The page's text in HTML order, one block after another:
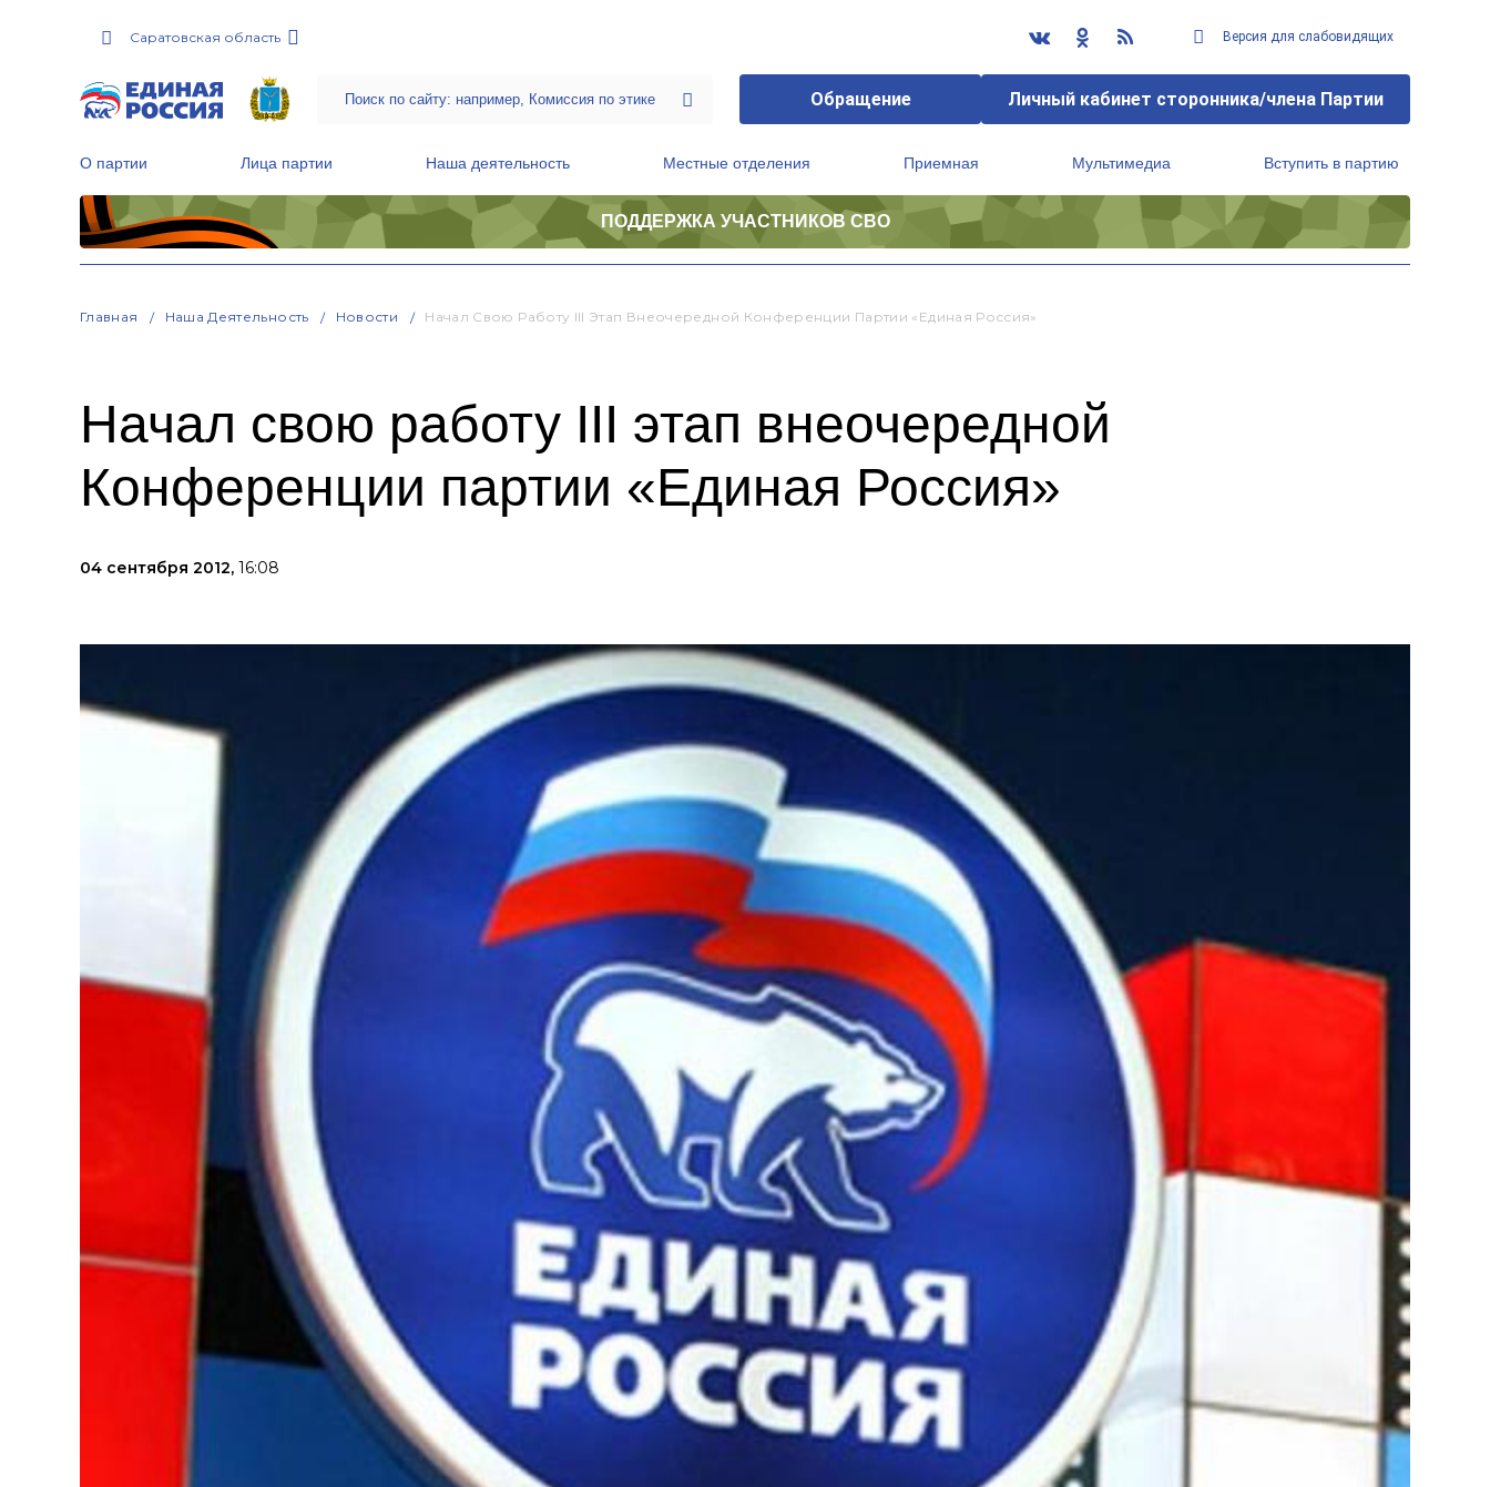
Саратовская область Версия для слабовидящих
Обращение Личный кабинет сторонника/члена Партии
О партии Лица партии Наша деятельность Местные отделения Приемная Мультимедиа Вступить в партию
ПОДДЕРЖКА УЧАСТНИКОВ СВО
Главная Наша Деятельность Новости Начал Свою Работу III Этап Внеочередной Конференции Партии «Единая Россия»
Начал свою работу III этап внеочередной
Конференции партии «Единая Россия»
04 сентября 2012, 16:08